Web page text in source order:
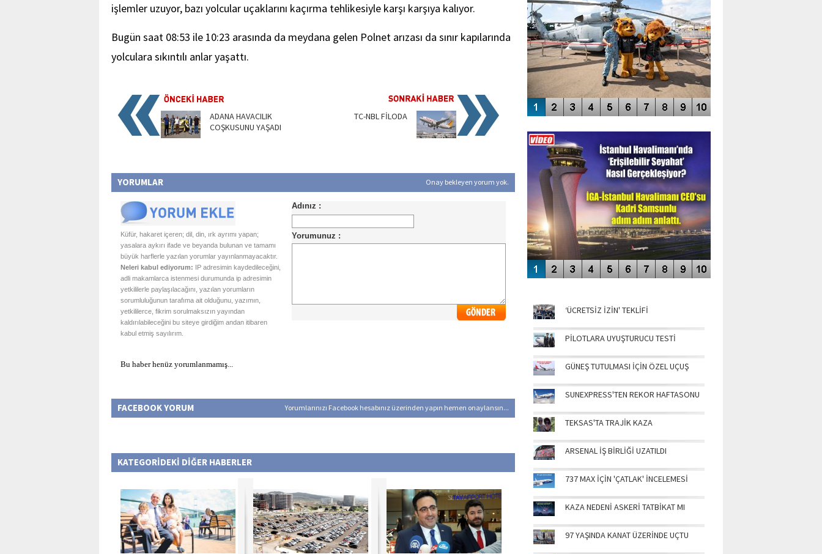
işlemler uzuyor, bazı yolcular uçaklarını kaçırma tehlikesiyle karşı karşıya kalıyor.
Bugün saat 08:53 ile 10:23 arasında da meydana gelen Polnet arızası da sınır kapılarında
yolculara sıkıntılı anlar yaşattı.
ADANA HAVACILIK
COŞKUSUNU YAŞADI
TC-NBL FİLODA
YORUMLAR Onay bekleyen yorum yok.
Küfür, hakaret içeren; dil, din, ırk ayrımı yapan;
yasalara aykırı ifade ve beyanda bulunan ve tamamı
büyük harflerle yazılan yorumlar yayınlanmayacaktır.
Neleri kabul ediyorum: IP adresimin kaydedileceğini,
adli makamlarca istenmesi durumunda ip adresimin
yetkililerle paylaşılacağını, yazılan yorumların
sorumluluğunun tarafıma ait olduğunu, yazımın,
yetkililerce, fikrim sorulmaksızın yayından
kaldırılabileceğini bu siteye girdiğim andan itibaren
kabul etmiş sayılırım.
Bu haber henüz yorumlanmamış...
FACEBOOK YORUM Yorumlarınızı Facebook hesabınız üzerinden yapın hemen onaylansın...
KATEGORİDEKİ DİĞER HABERLER
ENGELLERİN AŞILDIĞI HAVALİMANI
‘ÜCRETSİZ İZİN' TEKLİFİ
PİLOTLARA UYUŞTURUCU TESTİ
GÜNEŞ TUTULMASI İÇİN ÖZEL UÇUŞ
SUNEXPRESS'TEN REKOR HAFTASONU
TEKSAS'TA TRAJİK KAZA
ARSENAL İŞ BİRLİĞİ UZATILDI
737 MAX İÇİN 'ÇATLAK' İNCELEMESİ
KAZA NEDENİ ASKERİ TATBİKAT MI
97 YAŞINDA KANAT ÜZERİNDE UÇTU